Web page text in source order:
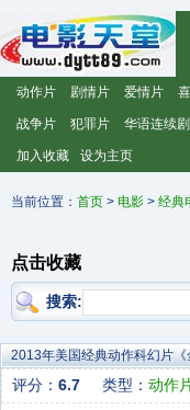
动作片 剧情片 爱情片
战争片 犯罪片 华语连续剧
加入收藏 设为主页
当前位置： 首页 > 电影 > 经典
点击收藏
搜索:
2013年美国经典动作科幻片
评分： 6.7 类型： 动作